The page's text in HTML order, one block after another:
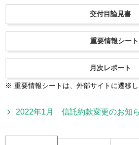
交付目論見書
重要情報シー
月次レポート
※ 重要情報シートは、外部サイトに遷移し
2022年1月 信託約款変更のお知